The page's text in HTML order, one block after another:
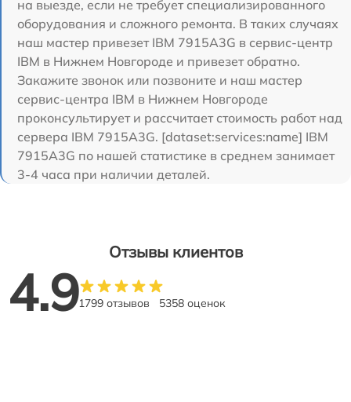
на выезде, если не требует специализированного
оборудования и сложного ремонта. В таких случаях
наш мастер привезет IBM 7915A3G в сервис-центр
IBM в Нижнем Новгороде и привезет обратно.
Закажите звонок или позвоните и наш мастер
сервис-центра IBM в Нижнем Новгороде
проконсультирует и рассчитает стоимость работ над
сервера IBM 7915A3G. [dataset:services:name] IBM
7915A3G по нашей статистике в среднем занимает
3-4 часа при наличии деталей.
Отзывы клиентов
4.91799 отзывов 5358 оценок